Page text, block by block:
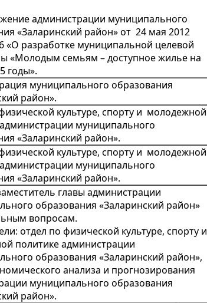
администрации муниципального
«Заларинский район» от 24 мая 2012
«О разработке муниципальной целевой
«Молодым семьям – доступное жилье на
годы».
муниципального образования
район».
культуре, спорту и молодежной
муниципального
«Заларинский район».
культуре, спорту и молодежной
муниципального
«Заларинский район».
главы администрации
образования «Заларинский район»
вопросам.
отдел по физической культуре, спорту и
политике администрации
образования «Заларинский район»,
анализа и прогнозирования
муниципального образования
район».